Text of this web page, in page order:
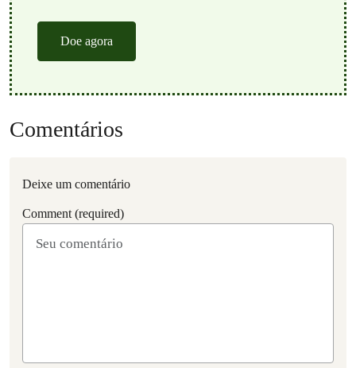
Doe agora
Comentários
Deixe um comentário
Comment (required)